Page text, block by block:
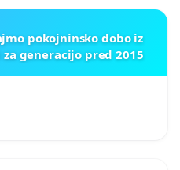
pokojninsko dobo iz
generacijo pred 2015